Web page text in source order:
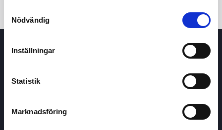
Nödvändig
Inställningar
Statistik
Marknadsföring